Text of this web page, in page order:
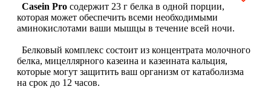
Казеин
Многокомпонентный и яичный протеин
Растительный протеин
Casein Pro содержит 23 г белка в одной порции,
которая может обеспечить всеми необходимыми
аминокислотами ваши мышцы в течение всей ночи.
Белковый комплекс состоит из концентрата молочного
белка, мицеллярного казеина и казеината кальция,
которые могут защитить ваш организм от катаболизма
на срок до 12 часов.